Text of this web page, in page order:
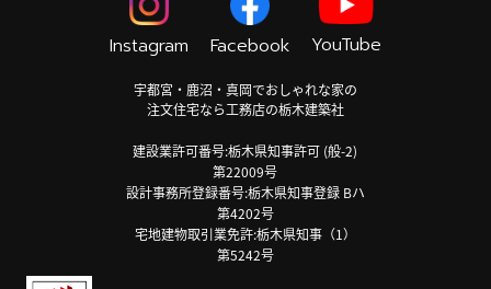
Instagram Facebook YouTube
宇都宮・鹿沼・真岡でおしゃれな家の
注文住宅なら工務店の栃木建築社
建設業許可番号:栃木県知事許可 (般-2)
第22009号
設計事務所登録番号:栃木県知事登録 Bハ
第4202号
宅地建物取引業免許:栃木県知事（1）
第5242号